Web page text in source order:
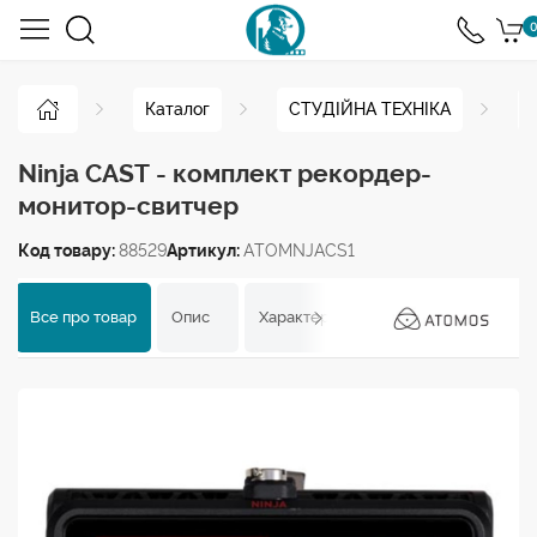
0
Каталог СТУДІЙНА ТЕХНІКА
Ninja CAST - комплект рекордер-
монитор-свитчер
Код товару:88529Артикул:ATOMNJACS1
Все про товар Опис Характеристики Відгуки